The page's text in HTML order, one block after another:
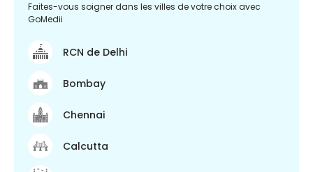
Faites-vous soigner dans les villes de votre choix avec
GoMedii
RCN de Delhi
Bombay
Chennai
Calcutta